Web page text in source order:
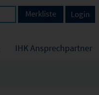
IHK Ansprechpartner
Login
Merkliste